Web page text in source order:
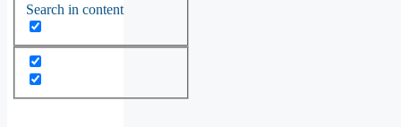
Search in content